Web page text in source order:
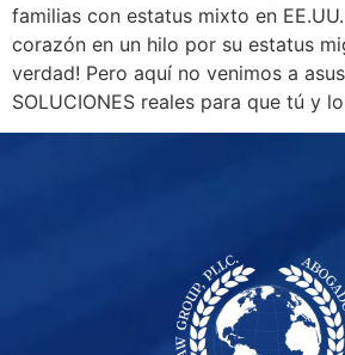
familias con estatus mixto en
corazón en un hilo por su estatus
verdad! Pero aquí no venimos a
SOLUCIONES reales para que tú y